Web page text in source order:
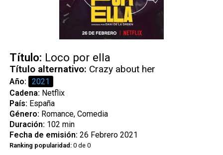
Título: Loco por ella
Título alternativo: Crazy about her
Año:
2021
Cadena: Netflix
País: España
Género: Romance, Comedia
Duración: 102 min
Fecha de emisión: 26 Febrero 2021
Ranking popularidad:0 de 0